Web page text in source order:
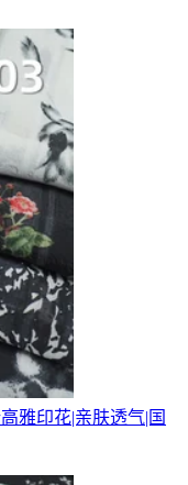
雅印花|亲肤透气|国